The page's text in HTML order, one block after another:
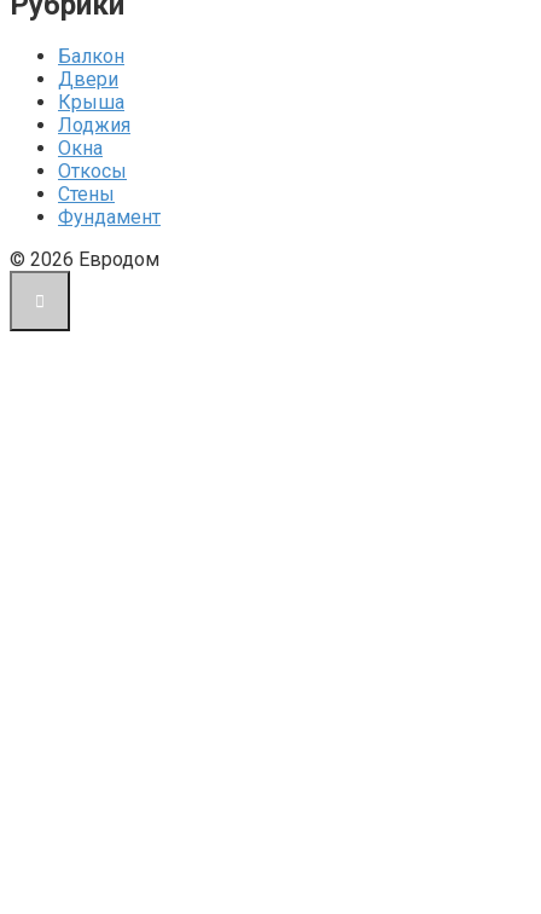
Балкон
Двери
Крыша
Лоджия
Окна
Откосы
Стены
Фундамент
© 2026 Евродом